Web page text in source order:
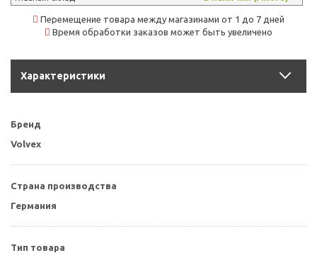
Перемещение товара между магазинами от 1 до 7 дней
Время обработки заказов может быть увеличено
Характеристики
Бренд
Volvex
Страна производства
Германия
Тип товара